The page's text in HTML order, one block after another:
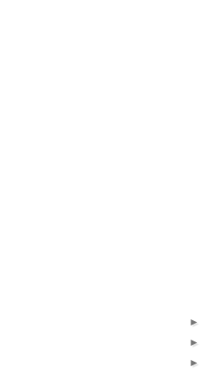
►
►
►